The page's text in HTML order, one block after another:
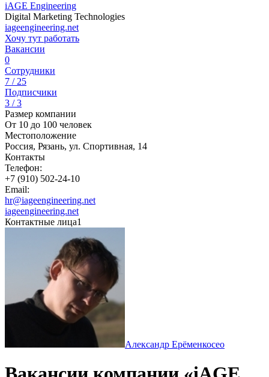
iAGE Engineering
Digital Marketing Technologies
iageengineering.net
Хочу тут работать
Вакансии
0
Сотрудники
7 / 25
Подписчики
3 / 3
Размер компании
От 10 до 100 человек
Местоположение
Россия, Рязань, ул. Спортивная, 14
Контакты
Телефон:
+7 (910) 502-24-10
Email:
hr@iageengineering.net
iageengineering.net
Контактные лица1
Александр Ерёменкоceo